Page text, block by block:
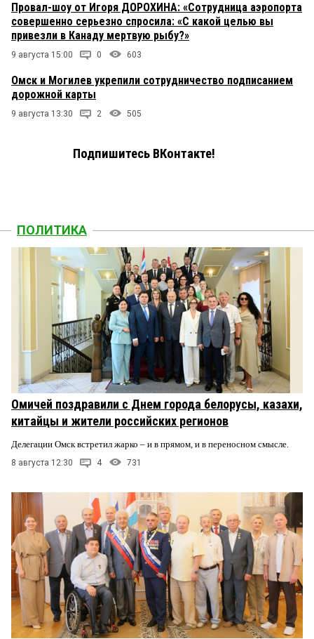
Провал-шоу от Игоря ДОРОХИНА: «Сотрудница аэропорта
совершенно серьезно спросила: «С какой целью вы
привезли в Канаду мертвую рыбу?»
9 августа 15:00 0 603
Омск и Могилев укрепили сотрудничество подписанием
дорожной карты
9 августа 13:30 2 505
Подпишитесь ВКонтакте!
ПОЛИТИКА
Омичей поздравили с Днем города белорусы, казахи,
китайцы и жители российских регионов
Делегации Омск встретил жарко – и в прямом, и в переносном смысле.
8 августа 12:30 4 731